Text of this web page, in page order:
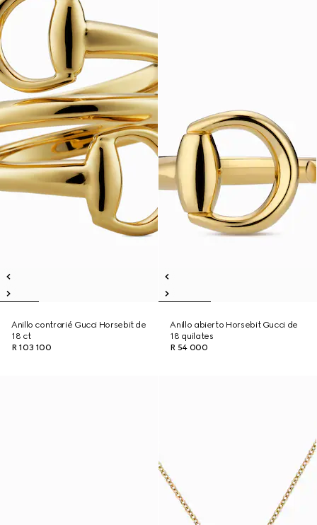
Anillo contrarié Gucci Horsebit de
18 ct
R 103 100
Anillo abierto Horsebit Gucci de
18 quilates
R 54 000